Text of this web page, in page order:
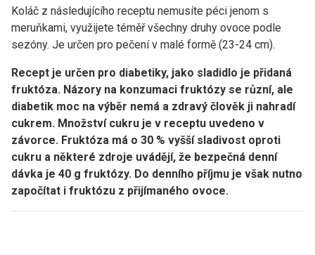
Koláč z následujícího receptu nemusíte péci jenom s
meruňkami, využijete téměř všechny druhy ovoce podle
sezóny. Je určen pro pečení v malé formě (23-24 cm).
Recept je určen pro diabetiky, jako sladidlo je přidaná
fruktóza. Názory na konzumaci fruktózy se různí, ale
diabetik moc na výběr nemá a zdravý člověk ji nahradí
cukrem. Množství cukru je v receptu uvedeno v
závorce. Fruktóza má o 30 % vyšší sladivost oproti
cukru a některé zdroje uvádějí, že bezpečná denní
dávka je 40 g fruktózy. Do denního příjmu je však nutno
započítat i fruktózu z přijímaného ovoce.